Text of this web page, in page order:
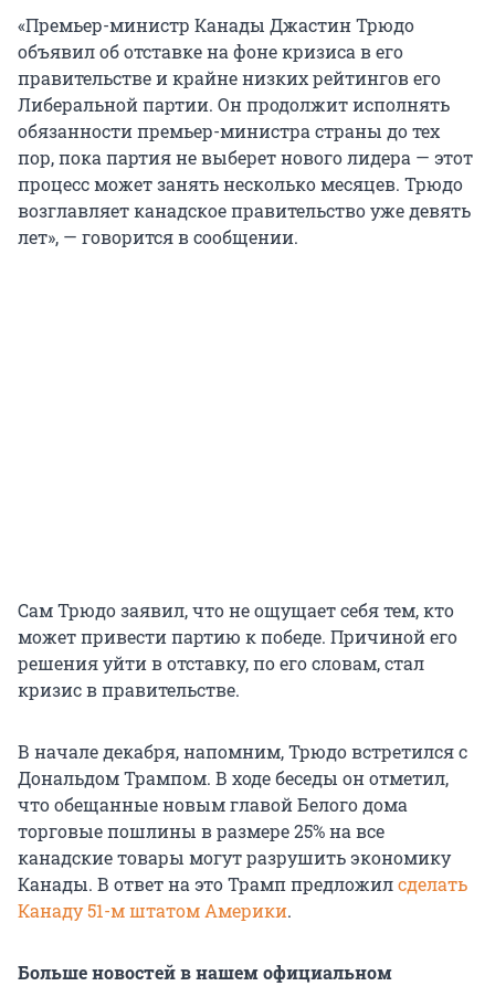
«Премьер-министр Канады Джастин Трюдо
объявил об отставке на фоне кризиса в его
правительстве и крайне низких рейтингов его
Либеральной партии. Он продолжит исполнять
обязанности премьер-министра страны до тех
пор, пока партия не выберет нового лидера — этот
процесс может занять несколько месяцев. Трюдо
возглавляет канадское правительство уже девять
лет», — говорится в сообщении.
Сам Трюдо заявил, что не ощущает себя тем, кто
может привести партию к победе. Причиной его
решения уйти в отставку, по его словам, стал
кризис в правительстве.
В начале декабря, напомним, Трюдо встретился с
Дональдом Трампом. В ходе беседы он отметил,
что обещанные новым главой Белого дома
торговые пошлины в размере 25% на все
канадские товары могут разрушить экономику
Канады. В ответ на это Трамп предложилсделать
Канаду 51-м штатом Америки.
Больше новостей в нашем официальном